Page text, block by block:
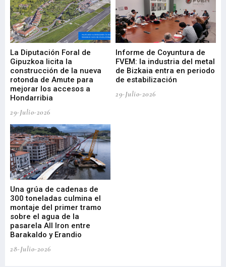
La Diputación Foral de
Gipuzkoa licita la
construcción de la nueva
rotonda de Amute para
mejorar los accesos a
Hondarribia
29-Julio-2026
Informe de Coyuntura de
FVEM: la industria del metal
de Bizkaia entra en periodo
de estabilización
29-Julio-2026
Una grúa de cadenas de
300 toneladas culmina el
montaje del primer tramo
sobre el agua de la
pasarela All Iron entre
Barakaldo y Erandio
28-Julio-2026